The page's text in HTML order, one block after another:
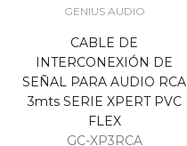
GENIUS AUDIO
CABLE DE
INTERCONEXIÓN DE
SEÑAL PARA AUDIO RCA
3mts SERIE XPERT PVC
FLEX
GC-XP3RCA